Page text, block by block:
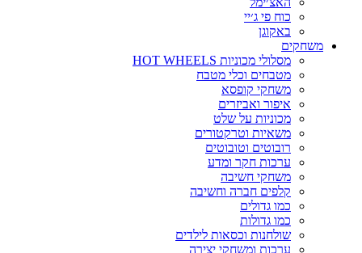
כוח פי ג׳יי
באקוגן
משחקים
מסלולי מכוניות HOT WHEELS
מטבחים וכלי מטבח
משחקי קופסא
איפור ואביזרים
מכוניות על שלט
משאיות וטרקטורים
רובוטים וטובוטים
ערכות חקר ומדע
משחקי חשיבה
קלפים חברה וחשיבה
כמו גדולים
כמו גדולות
שולחנות וכסאות לילדים
ערכות ומשחקי יצירה